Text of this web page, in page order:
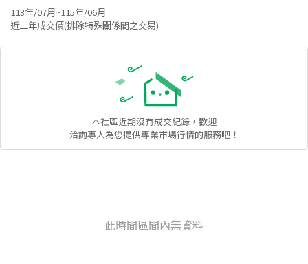
113年/07月~115年/06月
近二年成交價(排除特殊關係間之交易)
本社區近期沒有成交紀錄，歡迎
洽詢專人為您提供專業市場行情的服務吧！
此時間區間內無資料